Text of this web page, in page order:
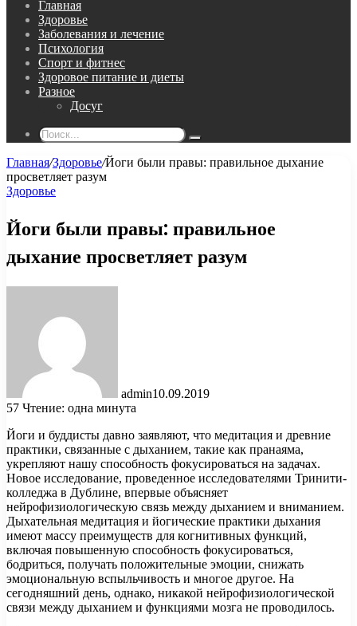
Главная
Здоровье
Заболевания и лечение
Психология
Спорт и фитнес
Здоровое питание и диеты
Разное
Досуг
Поиск...
Главная/Здоровье/Йоги были правы: правильное дыхание
просветляет разум
Здоровье
Йоги были правы: правильное
дыхание просветляет разум
admin10.09.2019
57 Чтение: одна минута
Йоги и буддисты давно заявляют, что медитация и древние
практики, связанные с дыханием, такие как пранаяма,
укрепляют нашу способность фокусироваться на задачах.
Новое исследование, проведенное исследователями Тринити-
колледжа в Дублине, впервые объясняет
нейрофизиологическую связь между дыханием и вниманием.
Дыхательная медитация и йогические практики дыхания
имеют массу преимуществ для когнитивных функций,
включая повышенную способность фокусироваться,
бодриться, получать положительные эмоции, снижать
эмоциональную вспыльчивость и многое другое. На
сегодняшний день, однако, никакой нейрофизиологической
связи между дыханием и функциями мозга не проводилось.